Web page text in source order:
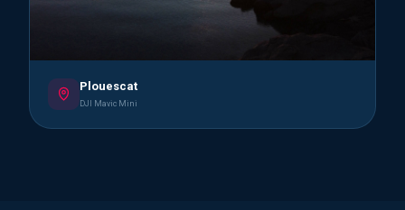
Plouescat
DJI Mavic Mini